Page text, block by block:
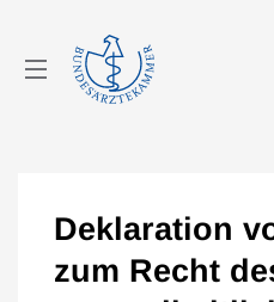
Deklaration
zum Recht